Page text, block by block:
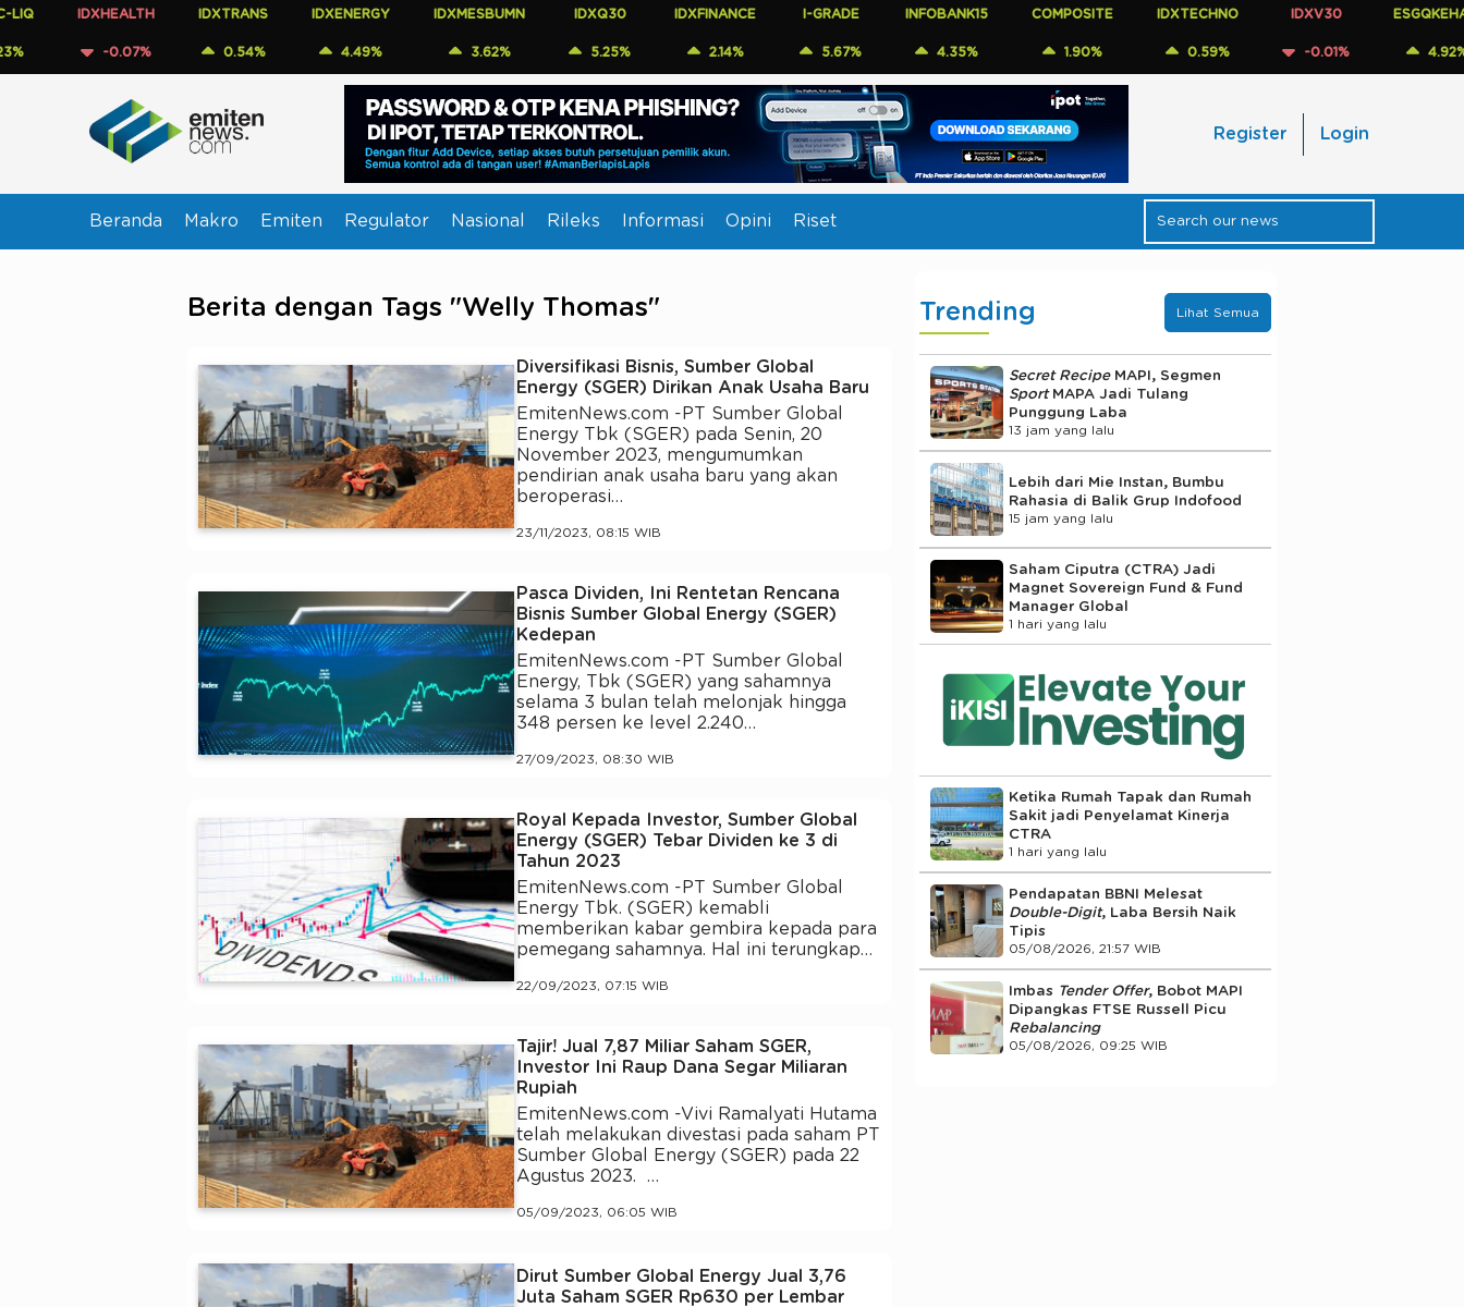
IDXHEALTH
-0.07%
IDXTRANS
0.54%
IDXENERGY
4.49%
IDXMESBUMN
3.62%
IDXQ30
5.25%
IDXFINANCE
2.14%
I-GRADE
5.67%
INFOBANK15
4.35%
COMPOSITE
1.90%
IDXTECHNO
0.59%
IDXV30
-0.01%
ESGQKEHATI
4.92%
Register Login
Beranda Makro Emiten Regulator Nasional Rileks Informasi Opini Riset
Berita dengan Tags "Welly Thomas"
Diversifikasi Bisnis, Sumber Global
Energy (SGER) Dirikan Anak Usaha Baru
EmitenNews.com -PT Sumber Global
Energy Tbk (SGER) pada Senin, 20
November 2023, mengumumkan
pendirian anak usaha baru yang akan
beroperasi…
23/11/2023, 08:15 WIB
Pasca Dividen, Ini Rentetan Rencana
Bisnis Sumber Global Energy (SGER)
Kedepan
EmitenNews.com -PT Sumber Global
Energy, Tbk (SGER) yang sahamnya
selama 3 bulan telah melonjak hingga
348 persen ke level 2.240…
27/09/2023, 08:30 WIB
Royal Kepada Investor, Sumber Global
Energy (SGER) Tebar Dividen ke 3 di
Tahun 2023
EmitenNews.com -PT Sumber Global
Energy Tbk. (SGER) kemabli
memberikan kabar gembira kepada para
pemegang sahamnya. Hal ini terungkap…
22/09/2023, 07:15 WIB
Tajir! Jual 7,87 Miliar Saham SGER,
Investor Ini Raup Dana Segar Miliaran
Rupiah
EmitenNews.com -Vivi Ramalyati Hutama
telah melakukan divestasi pada saham PT
Sumber Global Energy (SGER) pada 22
Agustus 2023. …
05/09/2023, 06:05 WIB
Dirut Sumber Global Energy Jual 3,76
Juta Saham SGER Rp630 per Lembar
Trending Lihat Semua
Secret RecipeMAPI, Segmen
Sport MAPA Jadi Tulang
Punggung Laba
13 jam yang lalu
Lebih dari Mie Instan, Bumbu
Rahasia di Balik Grup Indofood
15 jam yang lalu
Saham Ciputra (CTRA) Jadi
Magnet Sovereign Fund & Fund
Manager Global
1 hari yang lalu
Ketika Rumah Tapak dan Rumah
Sakit jadi Penyelamat Kinerja
CTRA
1 hari yang lalu
Pendapatan BBNI Melesat
Double-Digit, Laba Bersih Naik
Tipis
05/08/2026, 21:57 WIB
Imbas Tender Offer, Bobot MAPI
Dipangkas FTSE Russell Picu
Rebalancing
05/08/2026, 09:25 WIB